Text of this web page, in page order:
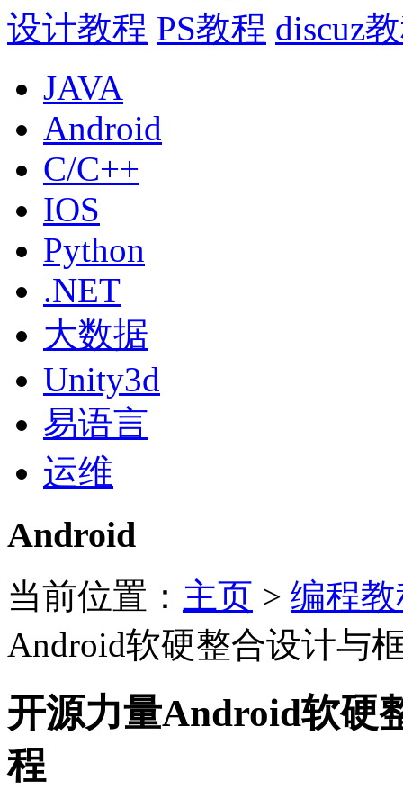
设计教程 PS教程 discuz
JAVA
Android
C/C++
IOS
Python
.NET
大数据
Unity3d
易语言
运维
Android
当前位置： 主页 > 编程
Android软硬整合设计与
开源力量Android软硬
程